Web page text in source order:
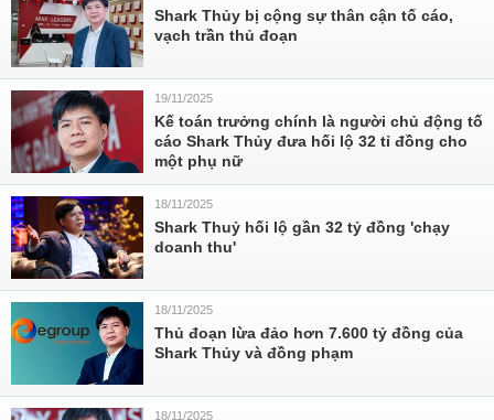
Shark Thủy bị cộng sự thân cận tố cáo,
vạch trần thủ đoạn
19/11/2025
Kế toán trưởng chính là người chủ động tố
cáo Shark Thủy đưa hối lộ 32 tỉ đồng cho
một phụ nữ
18/11/2025
Shark Thuỷ hối lộ gần 32 tỷ đồng 'chạy
doanh thu'
18/11/2025
Thủ đoạn lừa đảo hơn 7.600 tỷ đồng của
Shark Thủy và đồng phạm
18/11/2025